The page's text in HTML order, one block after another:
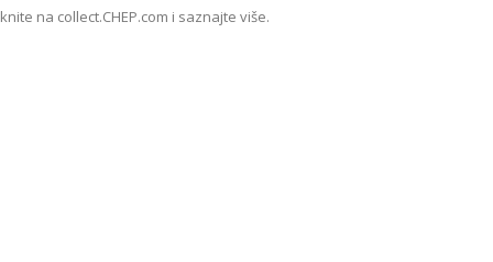
na collect.CHEP.com i saznajte više.